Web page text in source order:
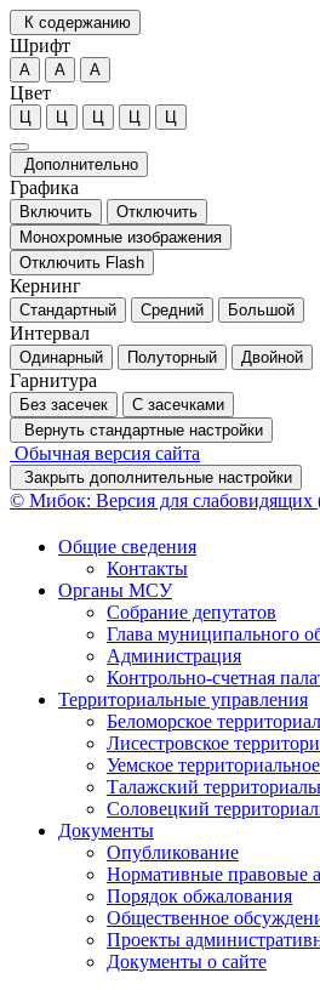
К содержанию
Шрифт
А А А
Цвет
Ц Ц Ц Ц Ц
Дополнительно
Графика
Включить
Отключить
Монохромные изображения
Отключить Flash
Кернинг
Стандартный Средний Большой
Интервал
Одинарный Полуторный Двойной
Гарнитура
Без засечек
С засечками
Вернуть стандартные настройки
Обычная версия сайта
Закрыть дополнительные настройки
© Мибок: Версия для слабовидящих
Общие сведения
Контакты
Органы МСУ
Собрание депутатов
Глава муниципального
Администрация
Контрольно-счетная
Территориальные управления
Беломорское
Лисестровское
Уемское
Талажский
Соловецкий
Документы
Опубликование
Нормативные правовые
Порядок обжалования
Общественное
Проекты
Документы о сайте